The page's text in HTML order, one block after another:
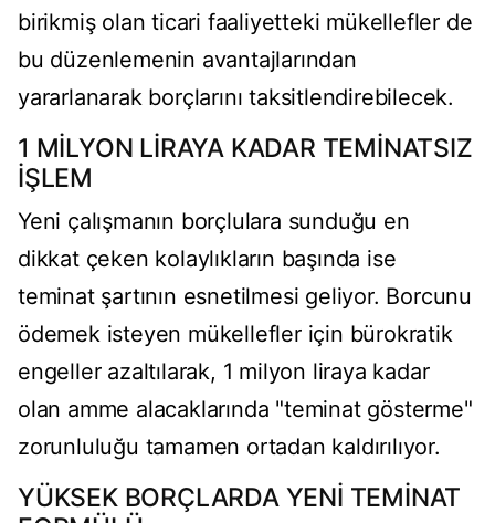
birikmiş olan ticari faaliyetteki mükellefler de
bu düzenlemenin avantajlarından
yararlanarak borçlarını taksitlendirebilecek.
1 MİLYON LİRAYA KADAR TEMİNATSIZ
İŞLEM
Yeni çalışmanın borçlulara sunduğu en
dikkat çeken kolaylıkların başında ise
teminat şartının esnetilmesi geliyor. Borcunu
ödemek isteyen mükellefler için bürokratik
engeller azaltılarak, 1 milyon liraya kadar
olan amme alacaklarında "teminat gösterme"
zorunluluğu tamamen ortadan kaldırılıyor.
YÜKSEK BORÇLARDA YENİ TEMİNAT